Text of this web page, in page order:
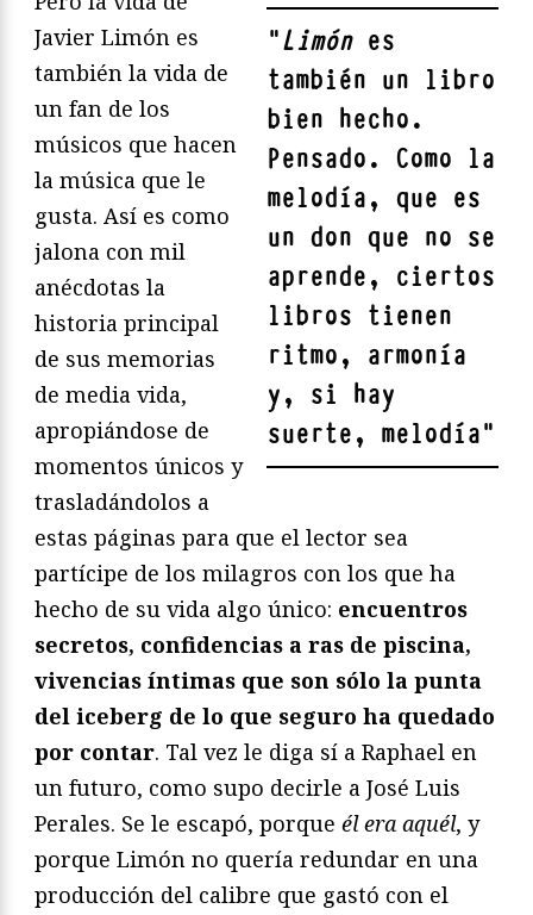
"Limónes
también un libro
bien hecho.
Pensado. Como la
melodía, que es
un don que no se
aprende, ciertos
libros tienen
ritmo, armonía
y, si hay
suerte, melodía"
Javier Limón es
también la vida de
un fan de los
músicos que hacen
la música que le
gusta. Así es como
jalona con mil
anécdotas la
historia principal
de sus memorias
de media vida,
apropiándose de
momentos únicos y
trasladándolos a
estas páginas para que el lector sea
partícipe de los milagros con los que ha
hecho de su vida algo único: encuentros
secretos, confidencias a ras de piscina,
vivencias íntimas que son sólo la punta
del iceberg de lo que seguro ha quedado
por contar. Tal vez le diga sí a Raphael en
un futuro, como supo decirle a José Luis
Perales. Se le escapó, porque él era aquél, y
porque Limón no quería redundar en una
producción del calibre que gastó con el